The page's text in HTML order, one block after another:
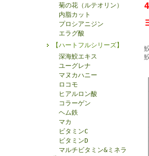
菊の花（ルテオリン）
内脂カット
プロシアニジン
エラグ酸
【ハートフルシリーズ】
深海鮫エキス
ユーグレナ
マヌカハニー
ロコモ
ヒアルロン酸
コラーゲン
ヘム鉄
マカ
ビタミンC
ビタミンD
マルチビタミン&ミネラ